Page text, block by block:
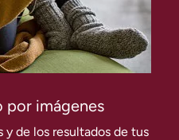
por imágenes
de los resultados de tus